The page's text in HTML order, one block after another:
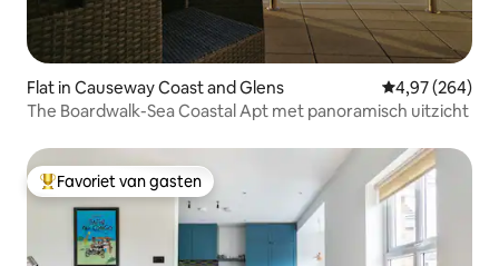
Flat in Causeway Coast and Glens Gemiddelde
4,97 (264)
The Boardwalk-Sea Coastal Apt met panoramisch uitzicht
Topfavoriet van gasten
Favoriet van gasten